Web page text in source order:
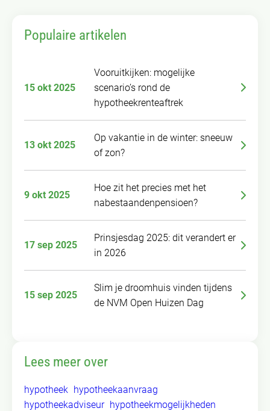
Populaire artikelen
15 okt 2025
Vooruitkijken: mogelijke
scenario’s rond de
hypotheekrenteaftrek
13 okt 2025
Op vakantie in de winter: sneeuw
of zon?
9 okt 2025
Hoe zit het precies met het
nabestaandenpensioen?
17 sep 2025
Prinsjesdag 2025: dit verandert er
in 2026
15 sep 2025
Slim je droomhuis vinden tijdens
de NVM Open Huizen Dag
Lees meer over
hypotheek hypotheekaanvraag
hypotheekadviseur hypotheekmogelijkheden